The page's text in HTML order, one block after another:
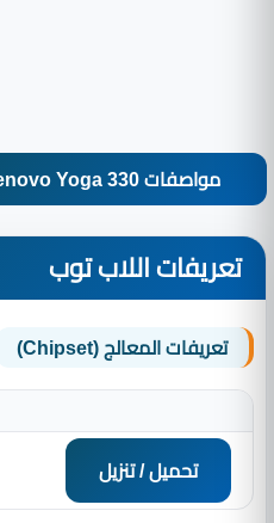
مواصفات Lenovo Yoga 330
تعريفات اللاب توب
تعريفات المعالج (Chipset)
تحميل / تنزيل